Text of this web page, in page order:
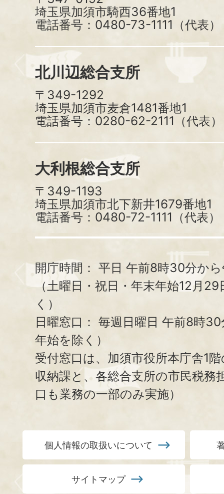
埼玉県加須市騎西36番地1
電話番号：0480-73-1111（代表）
北川辺総合支所
〒349-1292
埼玉県加須市麦倉1481番地1
電話番号：0280-62-2111（代表）
大利根総合支所
〒349-1193
埼玉県加須市北下新井1679番地1
電話番号：0480-72-1111（代表）
開庁時間： 平日 午前8時30分か
（土曜日・祝日・年末年始12月
く）
日曜窓口： 毎週日曜日 午前8時
年始を除く）
受付窓口は、加須市役所本庁舎1
収納課と、 各総合支所の市民税務
口も業務の一部のみ実施）
個人情報の取扱いについて
サイトマップ